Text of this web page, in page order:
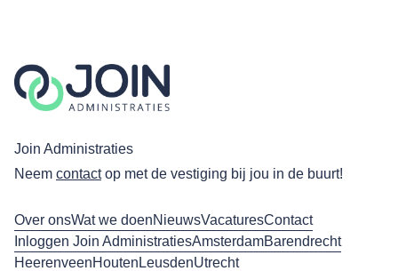
Join Administraties
Neem contactop met de vestiging bij jou in de buurt!
Over onsWat we doenNieuwsVacaturesContact
Inloggen Join AdministratiesAmsterdamBarendrecht
HeerenveenHouten LeusdenUtrecht